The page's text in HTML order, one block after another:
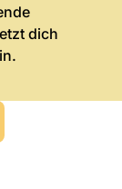
dich